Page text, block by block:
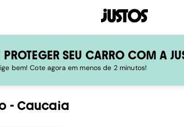
SEU CARRO COM A
bem! Cote agora em menos de 2 minutos!
- Caucaia